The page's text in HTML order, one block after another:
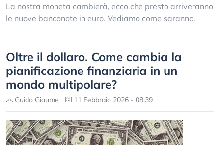
La nostra moneta cambierà, ecco che presto arriveranno
le nuove banconote in euro. Vediamo come saranno.
Oltre il dollaro. Come cambia la
pianificazione finanziaria in un
mondo multipolare?
Guido Giaume 11 Febbraio 2026 - 08:39